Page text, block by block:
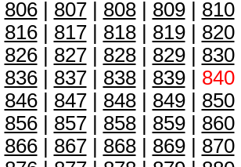
806| 807| 808| 809| 810|
816| 817| 818| 819| 820|
826| 827| 828| 829| 830|
836| 837| 838| 839| 840|
846| 847| 848| 849| 850|
856| 857| 858| 859| 860|
866| 867| 868| 869| 870|